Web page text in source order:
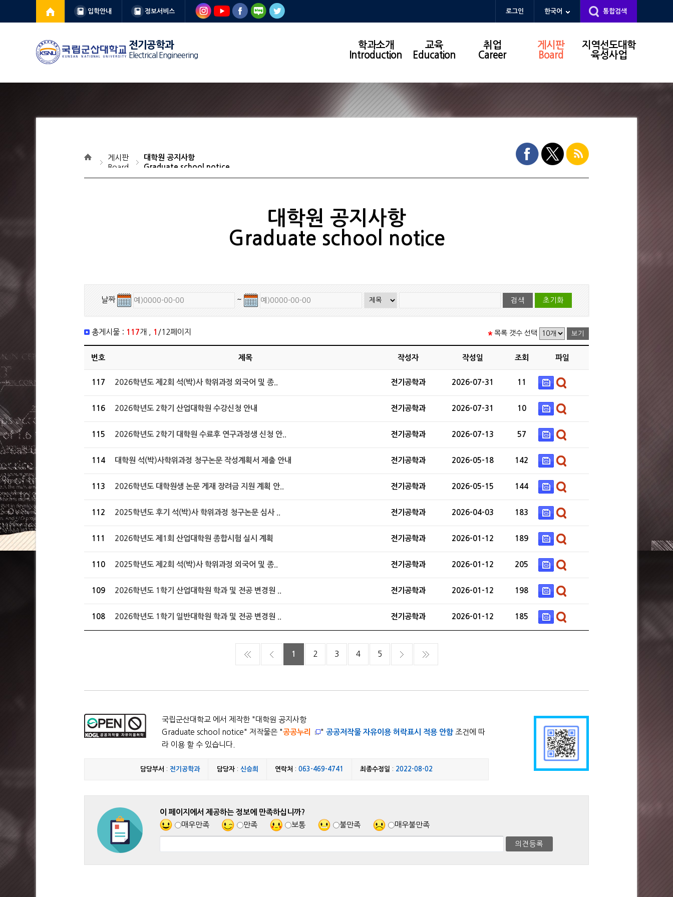
입학안내 정보서비스 로그인 한국어 통합검색
전기공학과
Electrical Engineering
학과소개
Introduction
교육
Education
취업
Career
게시판
Board
지역선도대학
육성사업
게시판
Board
대학원 공지사항
Graduate school notice
대학원 공지사항
Graduate school notice
날짜 ~
총게시물 : 117 개 , 1 /12페이지 목록 갯수 선택
Graduate school notice게시판으로 게시물 번호, 제목, 작성일, 작성자, 조회수, 파일 등의 정보 목록표
번호
제목 작성자 작성일 조회 파일
117 2026학년도 제2회 석(박)사 학위과정 외국어 및 종.. 전기공학과 2026-07-31 11
116 2026학년도 2학기 산업대학원 수강신청 안내 전기공학과 2026-07-31 10
115 2026학년도 2학기 대학원 수료후 연구과정생 신청 안.. 전기공학과 2026-07-13 57
114 대학원 석(박)사학위과정 청구논문 작성계획서 제출 안내 전기공학과 2026-05-18 142
113 2026학년도 대학원생 논문 게재 장려금 지원 계획 안.. 전기공학과 2026-05-15 144
112 2025학년도 후기 석(박)사 학위과정 청구논문 심사 .. 전기공학과 2026-04-03 183
111 2026학년도 제1회 산업대학원 종합시험 실시 계획 전기공학과 2026-01-12 189
110 2025학년도 제2회 석(박)사 학위과정 외국어 및 종.. 전기공학과 2026-01-12 205
109 2026학년도 1학기 산업대학원 학과 및 전공 변경원 .. 전기공학과 2026-01-12 198
108 2026학년도 1학기 일반대학원 학과 및 전공 변경원 .. 전기공학과 2026-01-12 185
1 2 3 4 5
국립군산대학교 에서 제작한 " 대학원 공지사항
Graduate school notice" 저작물은 "공공누리 " 공공저작물 자유이용 허락표시 적용 안함조건에 따
라 이용 할 수 있습니다.
담당부서 :전기공학과 담당자: 신승희 연락처 : 063-469-4741 최종수정일 : 2022-08-02
이 페이지에서 제공하는 정보에 만족하십니까?
매우만족
만족 보통 불만족 매우불만족